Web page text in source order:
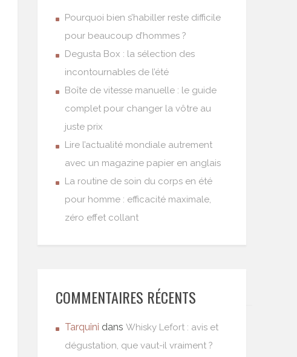
Pourquoi bien s’habiller reste difficile
pour beaucoup d’hommes ?
Degusta Box : la sélection des
incontournables de l’été
Boîte de vitesse manuelle : le guide
complet pour changer la vôtre au
juste prix
Lire l’actualité mondiale autrement
avec un magazine papier en anglais
La routine de soin du corps en été
pour homme : efficacité maximale,
zéro effet collant
COMMENTAIRES RÉCENTS
Tarquini dans Whisky Lefort : avis et
dégustation, que vaut-il vraiment ?